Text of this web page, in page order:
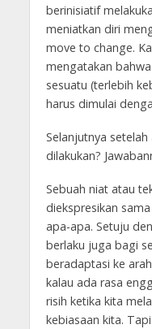
berinisiatif
meniatkan diri
move to change.
mengatakan
sesuatu (terlebih
harus dimulai
Selanjutnya
dilakukan?
Sebuah niat atau
diekspresikan
apa-apa. Setuju
berlaku juga bagi
beradaptasi ke
kalau ada rasa
risih ketika kita
kebiasaan kita.